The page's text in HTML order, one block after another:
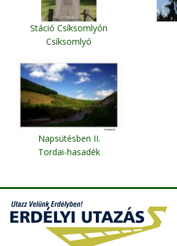
Stáció Csíksomlyón
Csíksomlyó
Napsütésben II.
Tordai-hasadék